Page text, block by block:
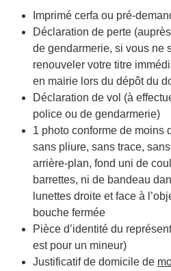
Imprimé cerfa ou pré-
Déclaration de perte
de gendarmerie, si vous ne
renouveler votre titre
en mairie lors du dépôt du
Déclaration de vol (à
police ou de gendarmerie)
1 photo conforme de moins
sans pliure, sans trace,
arrière-plan, fond uni de
barrettes, ni de bandeau
lunettes droite et face à
bouche fermée
Pièce d’identité du
est pour un mineur)
Justificatif de domicile de